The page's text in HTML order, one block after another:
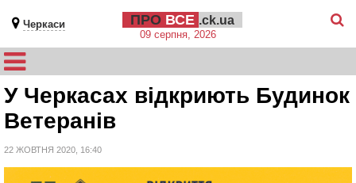
Черкаси ПРО ВСЕ .ck.ua
09 серпня, 2026
У Черкасах відкриють Будинок
Ветеранів
22 ЖОВТНЯ 2020, 16:40